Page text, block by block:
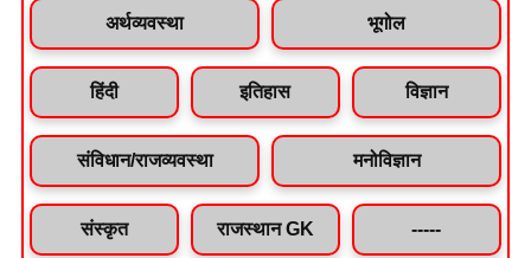
अर्थव्यवस्था भूगोल
हिंदी इतिहास विज्ञान
संविधान/राजव्यवस्था मनोविज्ञान
संस्कृत राजस्थान GK -----